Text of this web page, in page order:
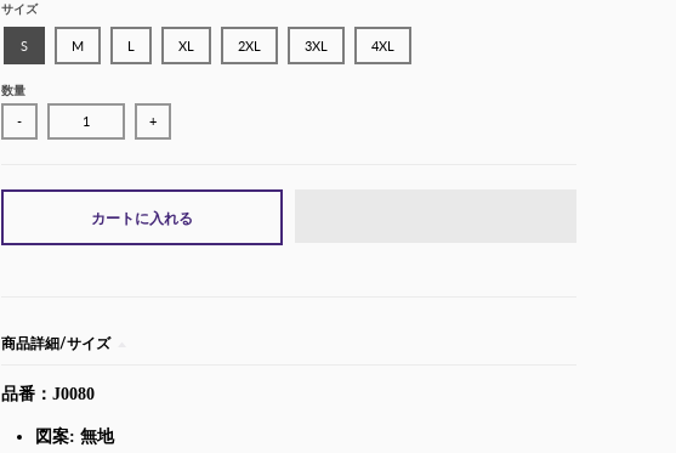
サイズ
S M L XL 2XL 3XL 4XL
数量
- +
カートに入れる
商品詳細/サイズ
品番：J0080
図案: 無地